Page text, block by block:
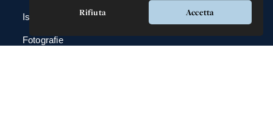
Rifiuta Accetta
Iscrizioni
Fotografie